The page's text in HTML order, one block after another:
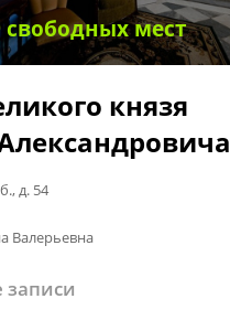
свободных мест
князя
д. 54
Валерьевна